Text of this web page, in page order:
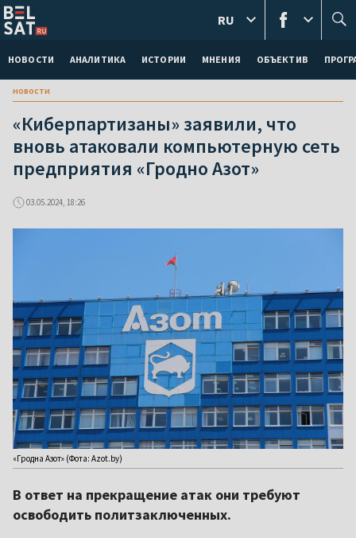
НОВОСТИ АНАЛИТИКА ИСТОРИИ МНЕНИЯ ОБЪЕКТИВ
RU
новости
«Киберпартизаны» заявили, что
вновь атаковали компьютерную сеть
предприятия «Гродно Азот»
03.05.2024, 18:26
«Гродна Азот» (Фота: Azot.by)
В ответ на прекращение атак они требуют
освободить политзаключенных.